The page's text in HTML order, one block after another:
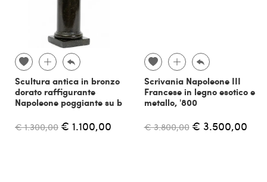
Scultura antica in bronzo
dorato raffigurante
Napoleone poggiante su b
€ 1.300,00 € 1.100,00
Scrivania Napoleone III
Francese in legno esotico e
metallo, '800
€ 3.800,00 € 3.500,00